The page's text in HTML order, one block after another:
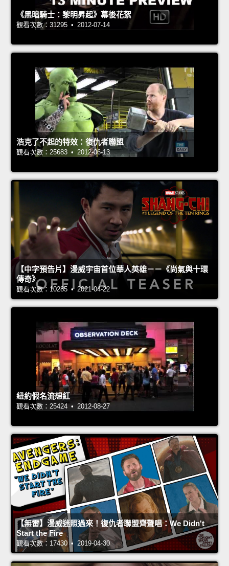
《黑暗騎士：黎明昇起》幕後花絮
觀看次數：31295 • 2012-07-14
浩克了不起的特效：復仇者聯盟
觀看次數：25683 • 2012-06-13
【中字預告片】漫威宇宙首位華人英雄－－《尚氣與十環
傳奇》
觀看次數：10285 • 2021-04-22
紐約假名流想紅
觀看次數：25424 • 2012-08-27
【無雷】漫威迷照過來！復仇者聯盟齊聲唱：We Didn't
Start the Fire
觀看次數：17430 • 2019-04-30